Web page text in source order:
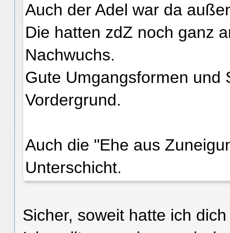
Auch der Adel war da
Die hatten zdZ noch ganz
Nachwuchs.
Gute Umgangsformen und
Vordergrund.
Auch die "Ehe aus
Unterschicht.
Sicher, soweit hatte ich